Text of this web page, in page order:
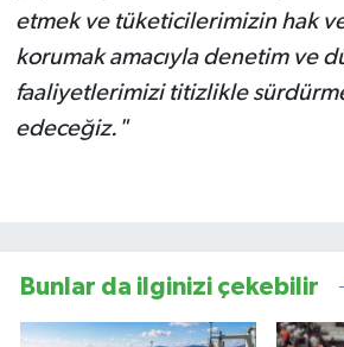
etmek ve tüketicilerimizin hak
korumak amacıyla denetim ve
faaliyetlerimizi titizlikle
edeceğiz."
Bunlar da ilginizi çekebilir